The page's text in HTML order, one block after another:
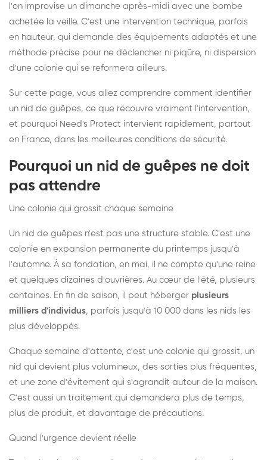
l'on improvise un dimanche après-midi avec une bombe
achetée la veille. C'est une intervention technique, parfois
en hauteur, qui demande des équipements adaptés et une
méthode précise pour ne déclencher ni piqûre, ni dispersion
d'une colonie qui se reformera ailleurs.
Sur cette page, vous allez comprendre comment identifier
un nid de guêpes, ce que recouvre vraiment l'intervention,
et pourquoi Need's Protect intervient rapidement, partout
en France, dans les meilleures conditions de sécurité.
Pourquoi un nid de guêpes ne doit
pas attendre
Une colonie qui grossit chaque semaine
Un nid de guêpes n'est pas une structure stable. C'est une
colonie en expansion permanente du printemps jusqu'à
l'automne. À sa fondation, en mai, il ne compte qu'une reine
et quelques dizaines d'ouvrières. Au cœur de l'été, plusieurs
centaines. En fin de saison, il peut héberger plusieurs
milliers d'individus, parfois jusqu'à 10 000 dans les nids les
plus développés.
Chaque semaine d'attente, c'est une colonie qui grossit, un
nid qui devient plus volumineux, des sorties plus fréquentes,
et une zone d'évitement qui s'agrandit autour de la maison.
C'est aussi un traitement qui demandera plus de temps,
plus de produit, et davantage de précautions.
Quand l'urgence devient réelle